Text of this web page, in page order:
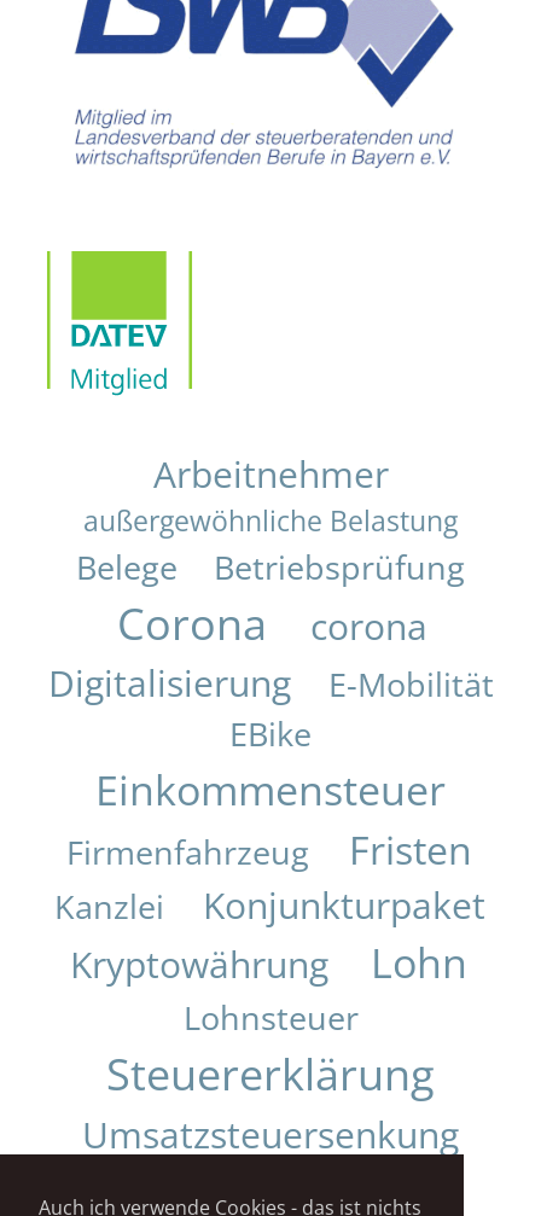
Auch ich verwende Cookies - das ist nichts
Arbeitnehmer
außergewöhnliche Belastung
Belege Betriebsprüfung
Corona
corona
Digitalisierung
E-Mobilität
EBike
Einkommensteuer
Firmenfahrzeug Fristen
Kanzlei
Konjunkturpaket
Kryptowährung
Lohn
Lohnsteuer
Steuererklärung
Umsatzsteuersenkung
Urteil